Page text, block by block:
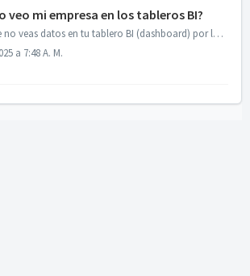
veo mi empresa en los tableros BI?
Es posible que no veas datos en tu tablero BI (dashboard) por las siguientes razones: 1. El filtro de empresa depende del periodo seleccionado: C...
a 7:48 A. M.